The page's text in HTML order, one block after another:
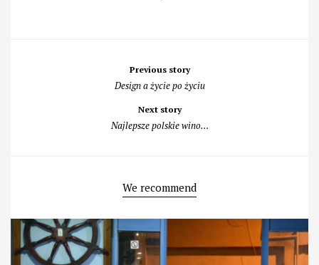
Previous story
Design a życie po życiu
Next story
Najlepsze polskie wino…
We recommend